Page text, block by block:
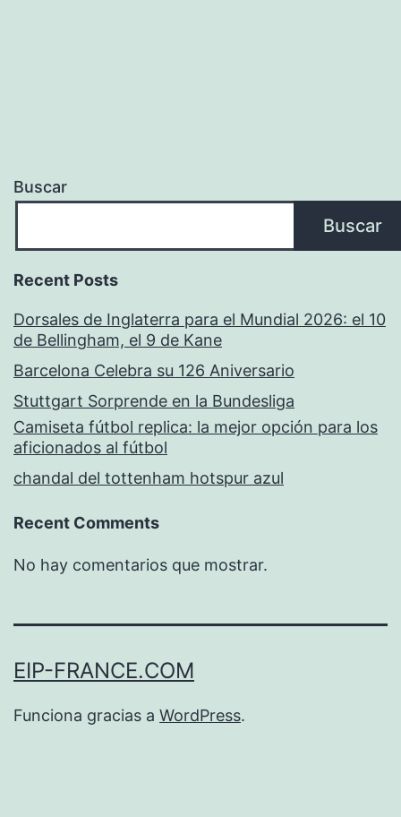
Buscar
Buscar
Recent Posts
Dorsales de Inglaterra para el Mundial 2026: el 10
de Bellingham, el 9 de Kane
Barcelona Celebra su 126 Aniversario
Stuttgart Sorprende en la Bundesliga
Camiseta fútbol replica: la mejor opción para los
aficionados al fútbol
chandal del tottenham hotspur azul
Recent Comments
No hay comentarios que mostrar.
EIP-FRANCE.COM
Funciona gracias a WordPress.